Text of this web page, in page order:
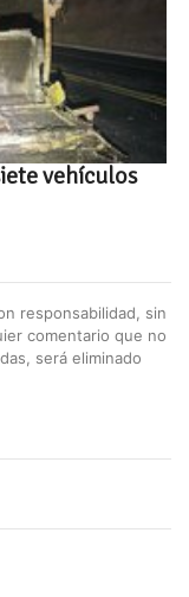
vehículos
responsabilidad, sin
comentario que no
será eliminado